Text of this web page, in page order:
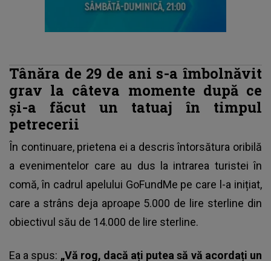
Tânăra de 29 de ani s-a îmbolnăvit
grav la câteva momente după ce
și-a făcut un tatuaj în timpul
petrecerii
În continuare, prietena ei a descris întorsătura oribilă
a evenimentelor care au dus la intrarea turistei în
comă, în cadrul apelului GoFundMe pe care l-a inițiat,
care a strâns deja aproape 5.000 de lire sterline din
obiectivul său de 14.000 de lire sterline.
Ea a spus: „Vă rog, dacă ați putea să vă acordați un